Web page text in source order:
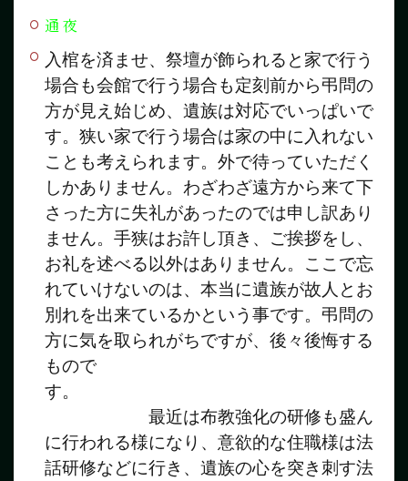
通夜
入棺を済ませ、祭壇が飾られると家で行う
場合も会館で行う場合も定刻前から弔問の
方が見え始じめ、遺族は対応でいっぱいで
す。狭い家で行う場合は家の中に入れない
ことも考えられます。外で待っていただく
しかありません。わざわざ遠方から来て下
さった方に失礼があったのでは申し訳あり
ません。手狭はお許し頂き、ご挨拶をし、
お礼を述べる以外はありません。ここで忘
れていけないのは、本当に遺族が故人とお
別れを出来ているかという事です。弔問の
方に気を取られがちですが、後々後悔する
もので
す。
最近は布教強化の研修も盛ん
に行われる様になり、意欲的な住職様は法
話研修などに行き、遺族の心を突き刺す法